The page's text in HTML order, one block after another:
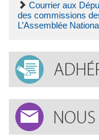
Courrier aux
des commissions
L’Assemblée